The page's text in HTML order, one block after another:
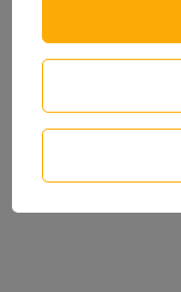
Varselblinklampe
magnetisk beacon
287,96 NOKnetto
259,19 NOK
Den laveste
287,96 NOK